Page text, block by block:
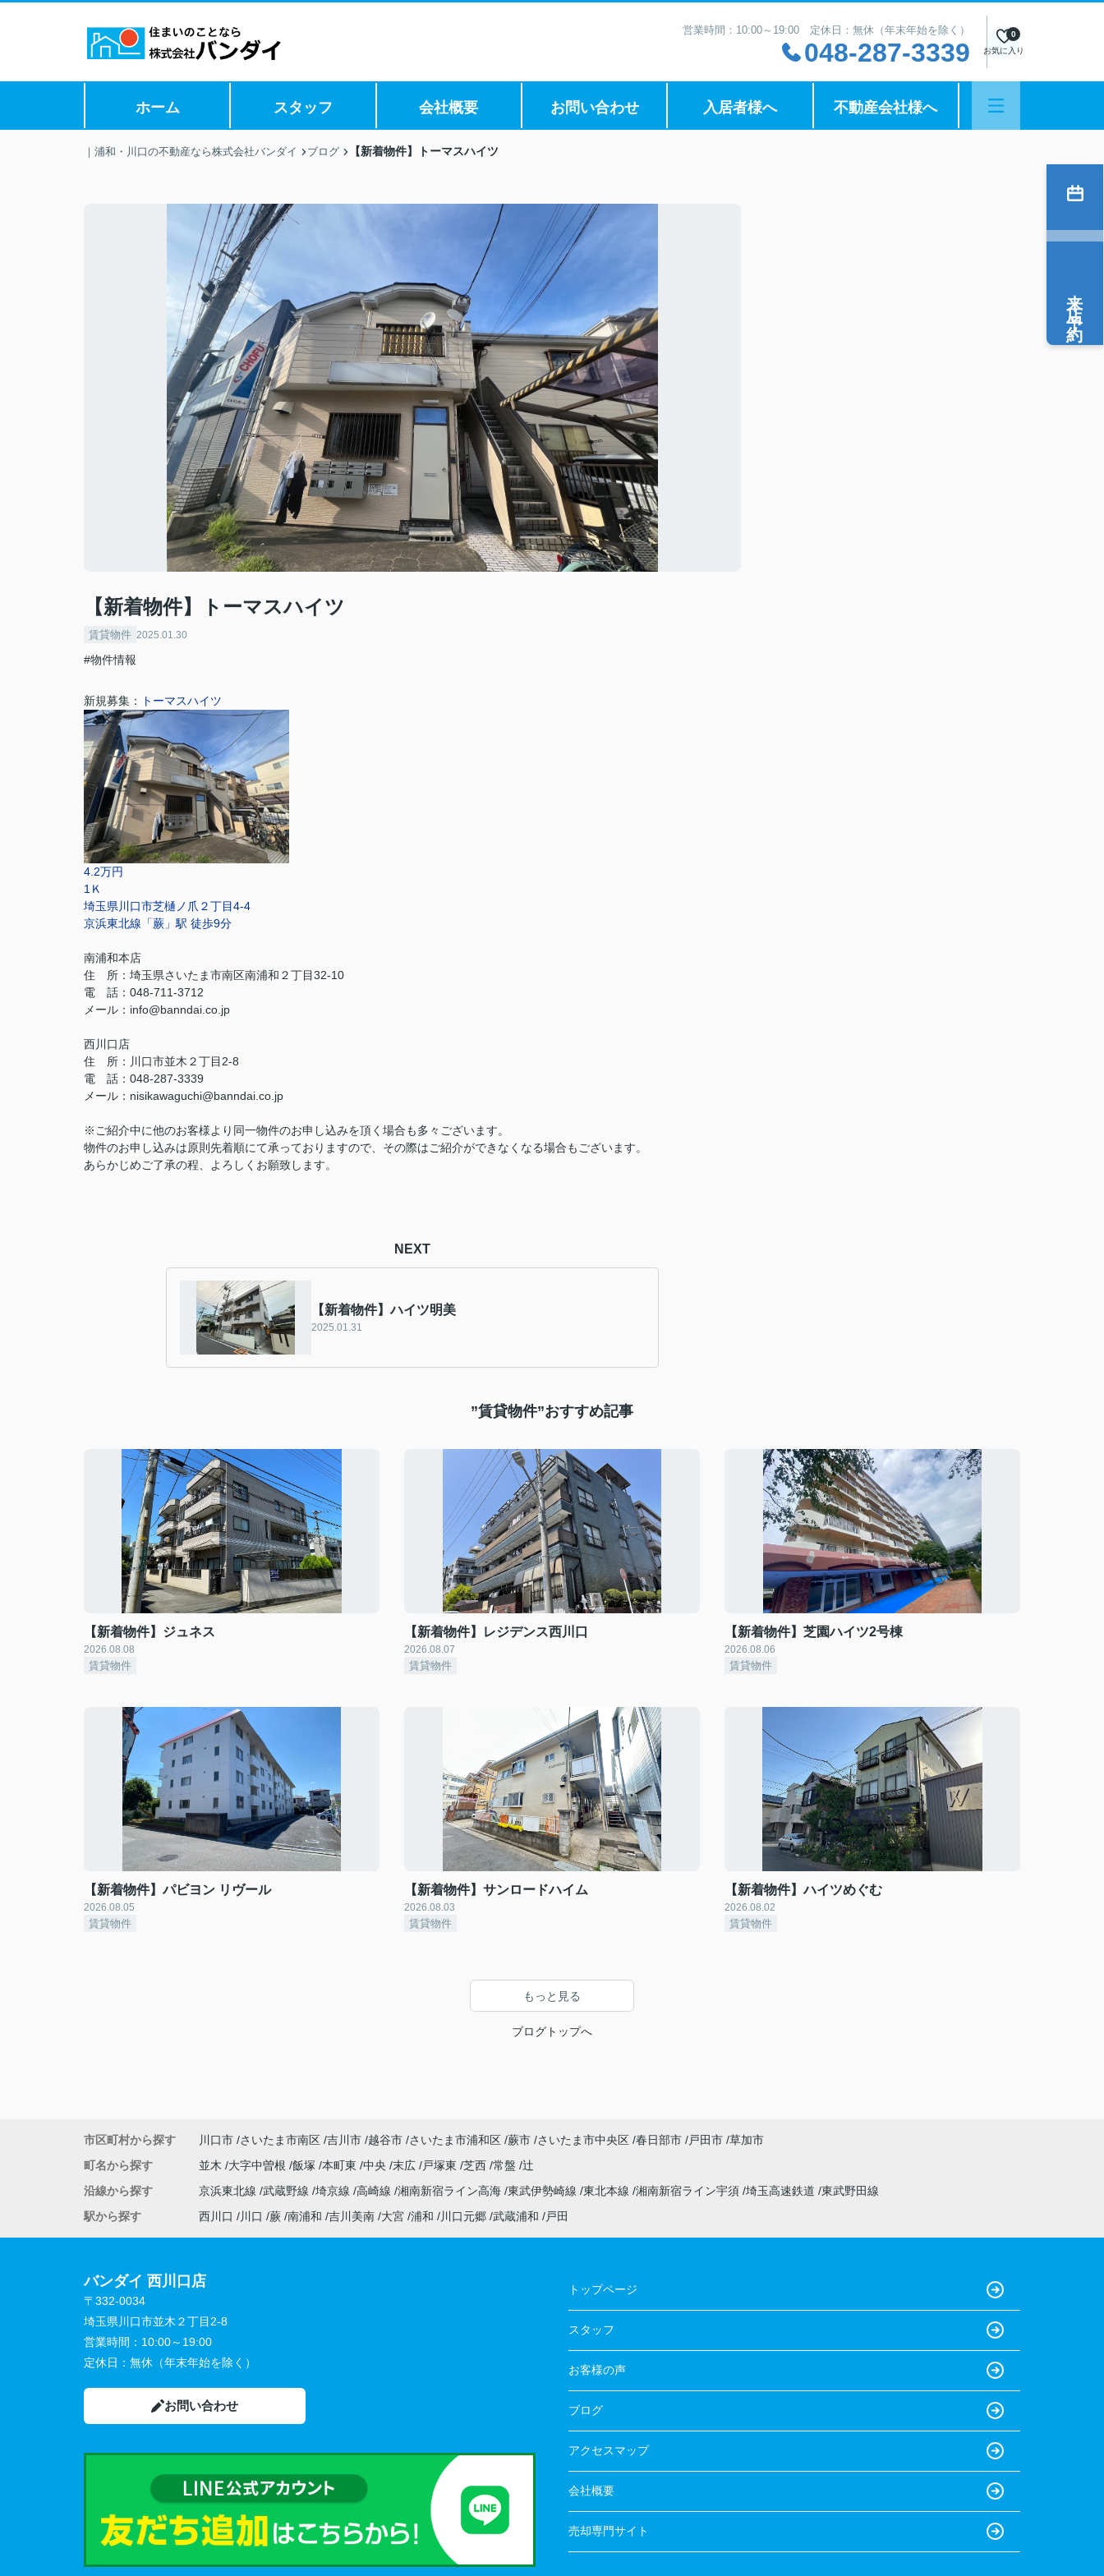
営業時間：10:00～19:00 定休日：無休（年末年始を除く）
048-287-3339 お気に入り
0
ホーム スタッフ 会社概要 お問い合わせ 入居者様へ 不動産会社様へ
｜浦和・川口の不動産なら株式会社バンダイ ブログ 【新着物件】トーマスハイツ
【新着物件】トーマスハイツ
賃貸物件 2025.01.30
#物件情報
新規募集： トーマスハイツ
4.2万円
1Ｋ
埼玉県川口市芝樋ノ爪２丁目4-4
京浜東北線「蕨」駅 徒歩9分
南浦和本店
住 所： 埼玉県さいたま市南区南浦和２丁目32-10
電 話：048-711-3712
メール： info@banndai.co.jp
西川口店
住 所： 川口市並木２丁目2-8
電 話：048-287-3339
メール ： nisikawaguchi@banndai.co.jp
※ご紹介中に他のお客様より同一物件のお申し込みを頂く場合も多々ございます。
物件のお申し込みは原則先着順にて承っておりますので、その際はご紹介ができなくなる場合もございます。
あらかじめご了承の程、よろしくお願致します。
NEXT
【新着物件】ハイツ明美
2025.01.31
”賃貸物件”おすすめ記事
【新着物件】ジュネス
2026.08.08
賃貸物件
【新着物件】レジデンス西川口
2026.08.07
賃貸物件
【新着物件】芝園ハイツ2号棟
2026.08.06
賃貸物件
【新着物件】パビヨン リヴール
2026.08.05
賃貸物件
【新着物件】サンロードハイム
2026.08.03
賃貸物件
【新着物件】ハイツめぐむ
2026.08.02
賃貸物件
もっと見る
ブログトップへ
来店予約
市区町村から探す 川口市 さいたま市南区 吉川市 越谷市 さいたま市浦和区 蕨市 さいたま市中央区 春日部市 戸田市 草加市
町名から探す
並木 大字中曽根 飯塚 本町東 中央 末広 戸塚東 芝西 常盤 辻
沿線から探す
京浜東北線 武蔵野線 埼京線 高崎線 湘南新宿ライン高海 東武伊勢崎線 東北本線 湘南新宿ライン宇須 埼玉高速鉄道 東武野田線
駅から探す
西川口 川口 蕨 南浦和 吉川美南 大宮 浦和 川口元郷 武蔵浦和 戸田
バンダイ 西川口店
〒332-0034
埼玉県川口市並木２丁目2-8
営業時間： 10:00～19:00
定休日： 無休（年末年始を除く）
お問い合わせ
トップページ
スタッフ
お客様の声
ブログ
アクセスマップ
会社概要
売却専門サイト